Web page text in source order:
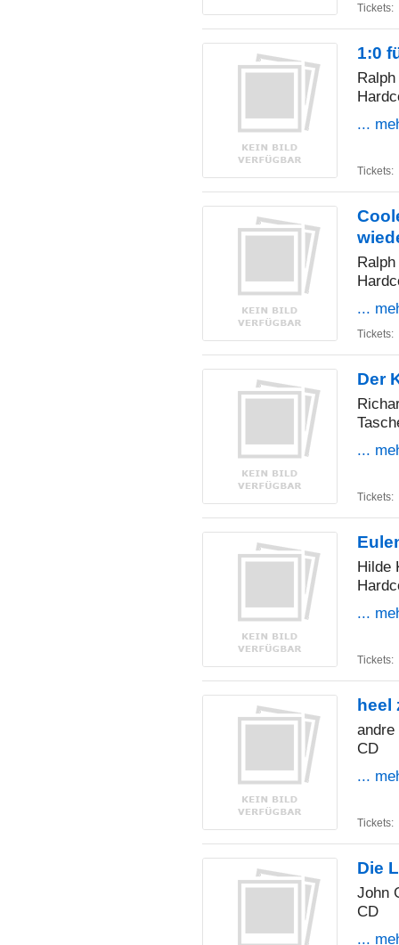
Tickets:
1:0
...
Tickets:
...
Tickets:
Der
...
Tickets:
Hilde
...
Tickets:
heel
andre
CD
...
Tickets:
Die
John
CD
...